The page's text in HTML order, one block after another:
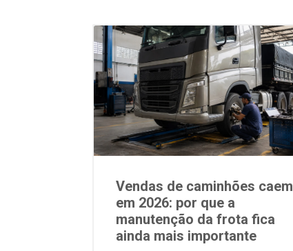
Vendas de caminhões caem
em 2026: por que a
manutenção da frota fica
ainda mais importante